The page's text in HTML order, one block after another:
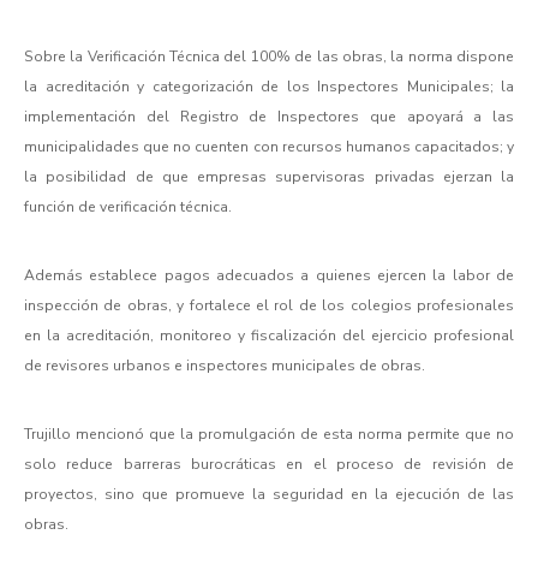
Sobre la Verificación Técnica del 100% de las obras, la norma dispone
la acreditación y categorización de los Inspectores Municipales; la
implementación del Registro de Inspectores que apoyará a las
municipalidades que no cuenten con recursos humanos capacitados; y
la posibilidad de que empresas supervisoras privadas ejerzan la
función de verificación técnica.
Además establece pagos adecuados a quienes ejercen la labor de
inspección de obras, y fortalece el rol de los colegios profesionales
en la acreditación, monitoreo y fiscalización del ejercicio profesional
de revisores urbanos e inspectores municipales de obras.
Trujillo mencionó que la promulgación de esta norma permite que no
solo reduce barreras burocráticas en el proceso de revisión de
proyectos, sino que promueve la seguridad en la ejecución de las
obras.